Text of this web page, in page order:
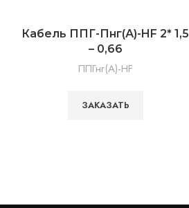
Кабель ППГ-Пнг(А)-HF 2* 1,5
– 0,66
ППГнг(А)-HF
ЗАКАЗАТЬ